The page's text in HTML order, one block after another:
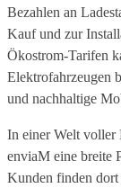
Bezahlen an
Kauf und zur
Ökostrom-Tarifen
Elektrofahrzeugen
und nachhaltige
In einer Welt voller
enviaM eine breite
Kunden finden dort